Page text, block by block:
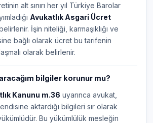
alt sınırı her yıl Türkiye Barolar
Avukatlık Asgari Ücret
İşin niteliği, karmaşıklığı ve
bağlı olarak ücret bu tarifenin
olarak belirlenir.
bilgiler korunur mu?
Kanunu m.36 uyarınca avukat,
aktardığı bilgileri sır olarak
Bu yükümlülük mesleğin